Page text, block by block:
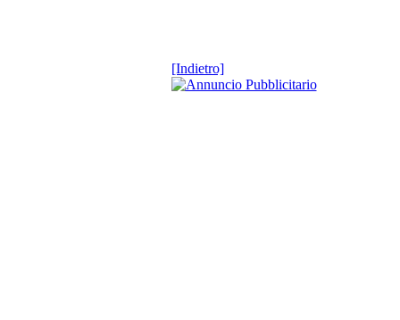
[Indietro]